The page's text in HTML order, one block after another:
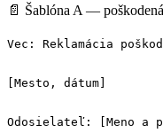
📄 Šablóna A —
Vec: Reklamácia
[Mesto, dátum]
Odosielateľ: [Meno a